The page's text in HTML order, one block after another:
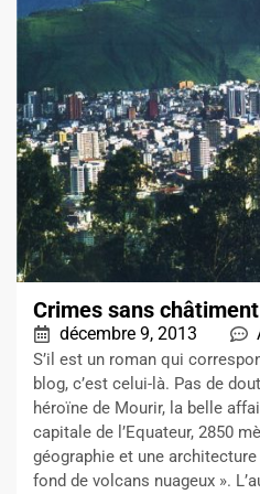
Crimes sans
décembre 9, 2013
S’il est un roman qui
blog, c’est celui-là. Pas de
héroïne de Mourir, la belle
capitale de l’Equateur, 2850
géographie et une
fond de volcans nuageux ».